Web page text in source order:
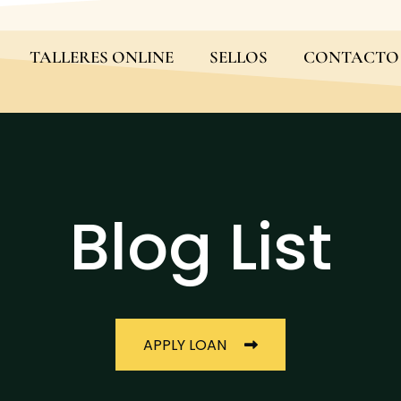
TALLERES ONLINE SELLOS CONTACTO
Blog List
APPLY LOAN